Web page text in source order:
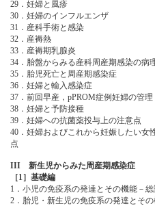
29．妊婦と風疹
30．妊婦のインフルエンザ
31．産科手術と感染
32．産褥熱
33．産褥期乳腺炎
34．胎盤からみる産科周産期感染の病理
35．胎児死亡と周産期感染症
36．妊婦と輸入感染症
37．前回早産，pPROM症例妊婦の管理
38．妊婦と予防接種
39．妊婦への抗菌薬投与上の注意点
40．妊婦およびこれから妊娠したい女
点
III 新生児からみた周産期感染症
［1］基礎編
1．小児の免疫系の発達とその機能－
2．胎児・新生児の免疫系の発達とそ